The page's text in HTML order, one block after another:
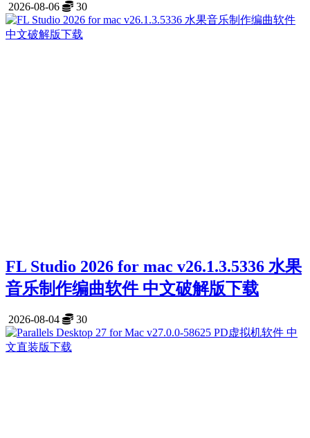
2026-08-06 30
FL Studio 2026 for mac v26.1.3.5336 水果
音乐制作编曲软件 中文破解版下载
2026-08-04 30